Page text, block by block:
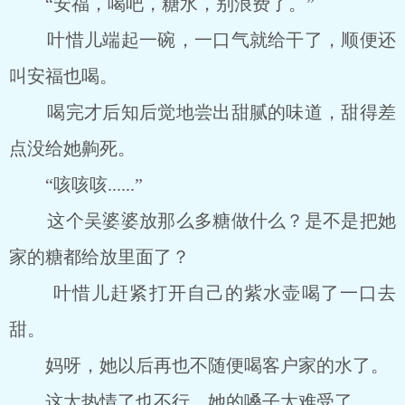
叶惜儿端起一碗，一口气就给干了，顺便还
叫安福也喝。
喝完才后知后觉地尝出甜腻的味道，甜得差
点没给她齁死。
“咳咳咳......”
这个吴婆婆放那么多糖做什么？是不是把她
家的糖都给放里面了？
叶惜儿赶紧打开自己的紫水壶喝了一口去
甜。
妈呀，她以后再也不随便喝客户家的水了。